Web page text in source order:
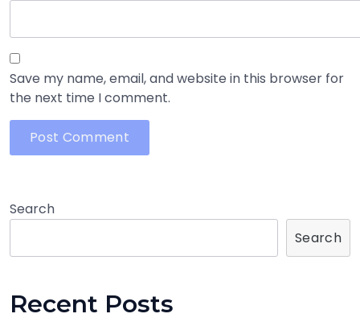
Save my name, email, and website in this browser for
the next time I comment.
Search
Search
Recent Posts